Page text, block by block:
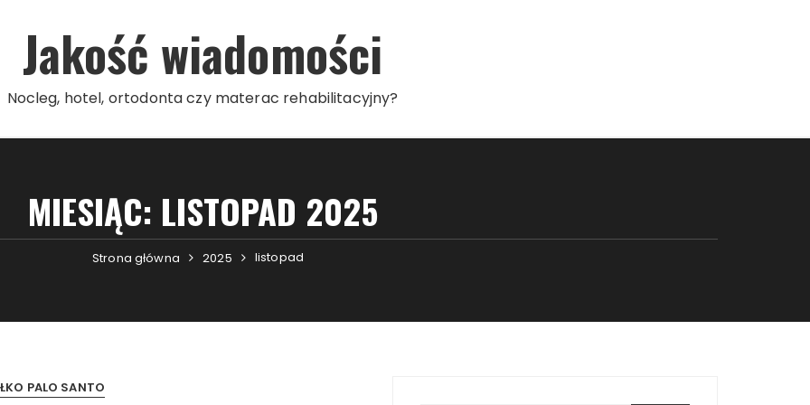
Jakość wiadomości
Nocleg, hotel, ortodonta czy materac rehabilitacyjny?
MIESIĄC: LISTOPAD 2025
Strona główna 2025 listopad
PALO SANTO